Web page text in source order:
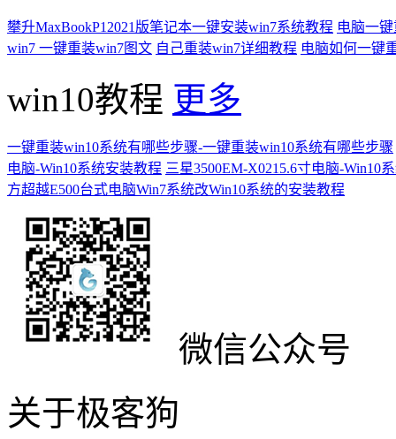
攀升MaxBookP12021版笔记本一键安装win7系统教程 电脑一
win7 一键重装win7图文 自己重装win7详细教程 电脑如何一键
win10教程 更多
一键重装win10系统有哪些步骤-一键重装win10系统有哪些步骤
电脑-Win10系统安装教程 三星3500EM-X0215.6寸电脑-Win10
方超越E500台式电脑Win7系统改Win10系统的安装教程
微信公众号
关于极客狗